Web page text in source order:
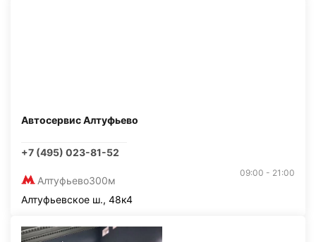
Автосервис Алтуфьево
+7 (495) 023-81-52
Алтуфьево300м
09:00 - 21:00
Алтуфьевское ш., 48к4